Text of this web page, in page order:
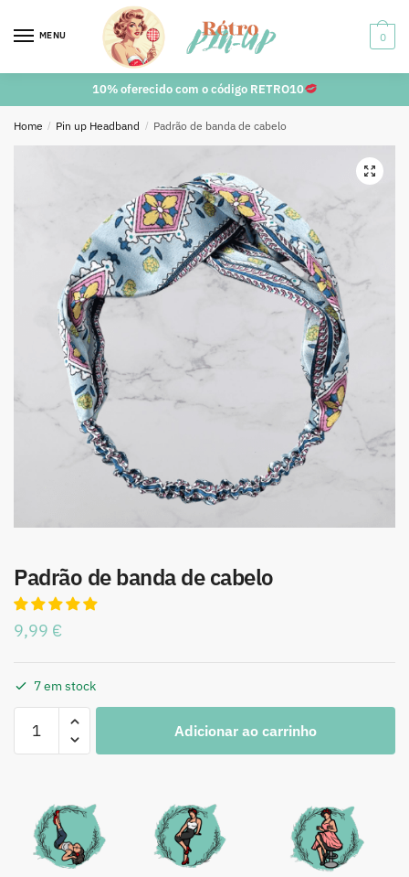
MENU 0
10% oferecido com o código RETRO10
Home / Pin up Headband / Padrão de banda de cabelo
Padrão de banda de cabelo
9,99 €
7 em stock
Adicionar ao carrinho